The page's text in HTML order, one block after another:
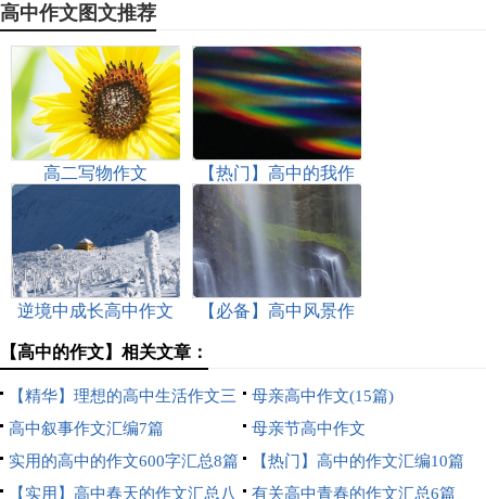
高中作文图文推荐
高二写物作文
【热门】高中的我作
文4篇
逆境中成长高中作文
【必备】高中风景作
【高中的作文】相关文章：
【精华】理想的高中生活作文三
篇
母亲高中作文(15篇)
高中叙事作文汇编7篇
母亲节高中作文
实用的高中的作文600字汇总8篇
【热门】高中的作文汇编10篇
【实用】高中春天的作文汇总八
有关高中青春的作文汇总6篇